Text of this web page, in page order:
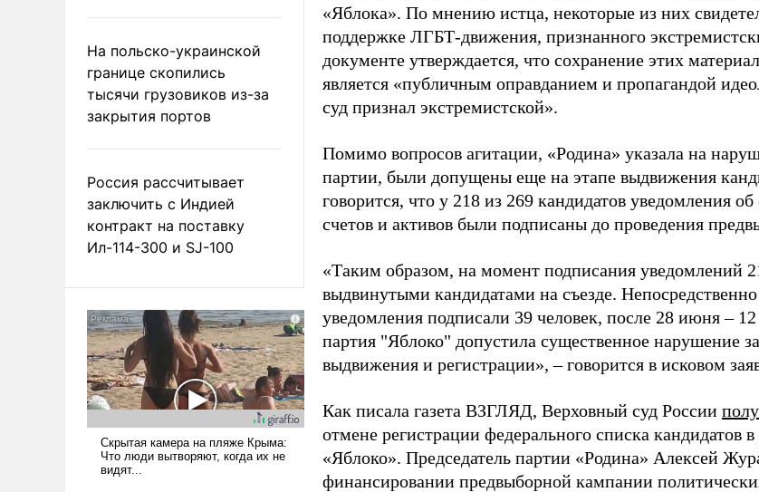
На польско-украинской
границе скопились
тысячи грузовиков из-за
закрытия портов
Россия рассчитывает
заключить с Индией
контракт на поставку
Ил-114-300 и SJ-100
«Яблока». По мнению истца, некоторые из них
поддержке ЛГБТ-движения, признанного
документе утверждается, что сохранение этих
является «публичным оправданием и пропагандой
суд признал экстремистской».
Помимо вопросов агитации, «Родина» указала на
партии, были допущены еще на этапе выдвижения
говорится, что у 218 из 269 кандидатов уведомления
счетов и активов были подписаны до проведения
«Таким образом, на момент подписания уведомлений
выдвинутыми кандидатами на съезде.
уведомления подписали 39 человек, после 28 июня –
партия "Яблоко" допустила существенное нарушение
выдвижения и регистрации», – говорится в исковом
Как писала газета ВЗГЛЯД, Верховный суд России
отмене регистрации федерального списка кандидатов
«Яблоко». Председатель партии «Родина» Алексей
финансировании предвыборной кампании